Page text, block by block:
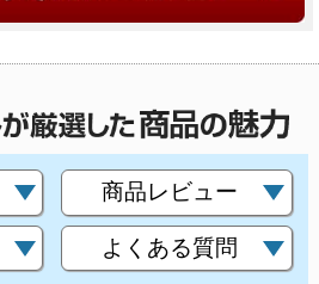
商品レビュー
よくある質問